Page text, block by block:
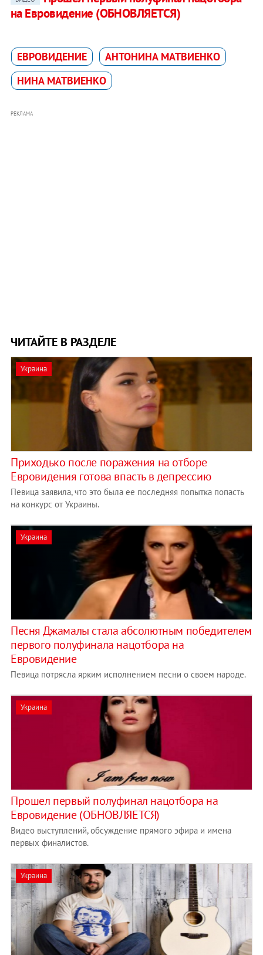
на Евровидение (ОБНОВЛЯЕТСЯ)
ЕВРОВИДЕНИЕ
АНТОНИНА МАТВИЕНКО
НИНА МАТВИЕНКО
РЕКЛАМА
ЧИТАЙТЕ В РАЗДЕЛЕ
Украина
Приходько после поражения на отборе
Евровидения готова впасть в депрессию
Певица заявила, что это была ее последняя попытка попасть
на конкурс от Украины.
Украина
Песня Джамалы стала абсолютным победителем
первого полуфинала нацотбора на
Евровидение
Певица потрясла ярким исполнением песни о своем народе.
Украина
Прошел первый полуфинал нацотбора на
Евровидение (ОБНОВЛЯЕТСЯ)
Видео выступлений, обсуждение прямого эфира и имена
первых финалистов.
Украина